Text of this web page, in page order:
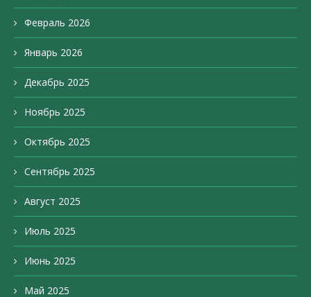
Февраль 2026
Январь 2026
Декабрь 2025
Ноябрь 2025
Октябрь 2025
Сентябрь 2025
Август 2025
Июль 2025
Июнь 2025
Май 2025